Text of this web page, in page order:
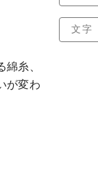
糸、
が変わ
文字